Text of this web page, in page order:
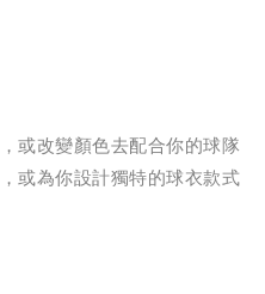
或改變顏色去配合你的球隊
或為你設計獨特的球衣款式